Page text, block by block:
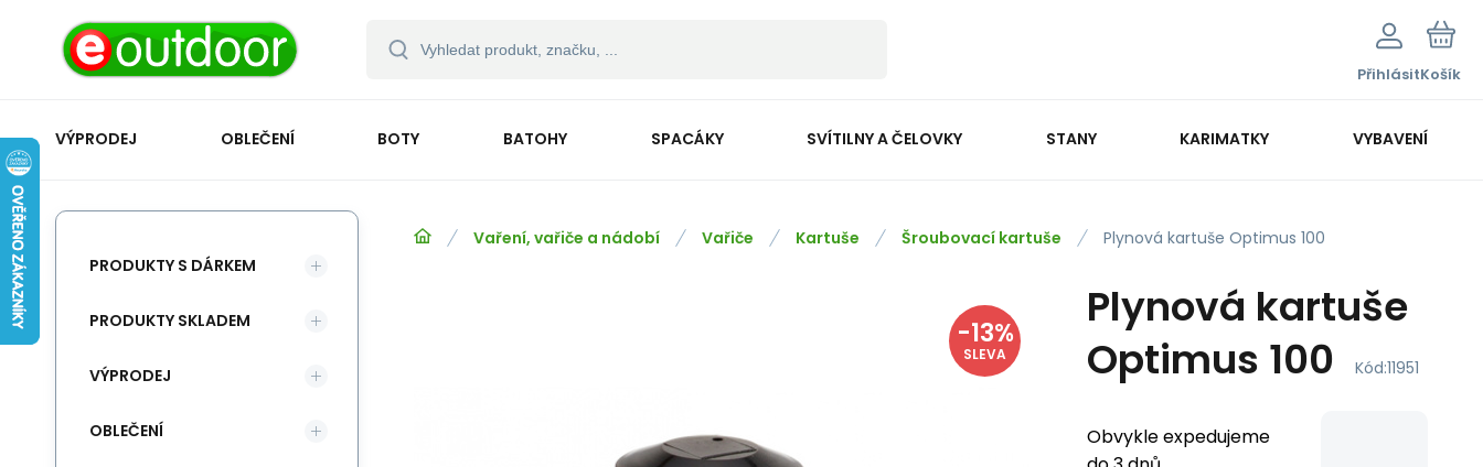
PřihlásitKošík
VÝPRODEJ OBLEČENÍ BOTY BATOHY SPACÁKY SVÍTILNY A ČELOVKY STANY KARIMATKY VYBAVENÍ
Vaření, vařiče a nádobí Vařiče Kartuše Šroubovací kartuše Plynová kartuše Optimus 100
-13%
SLEVA
Plynová kartuše
Optimus 100
Kód:11951
Obvykle expedujeme
PRODUKTY S DÁRKEM
PRODUKTY SKLADEM
VÝPRODEJ
OBLEČENÍ